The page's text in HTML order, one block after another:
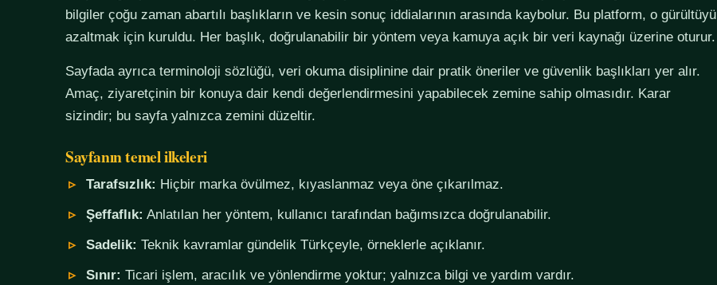
bilgiler çoğu zaman abartılı başlıkların ve kesin sonuç iddialarının arasında kaybolur. Bu platform, o gürültüyü
azaltmak için kuruldu. Her başlık, doğrulanabilir bir yöntem veya kamuya açık bir veri kaynağı üzerine oturur.
Sayfada ayrıca terminoloji sözlüğü, veri okuma disiplinine dair pratik öneriler ve güvenlik başlıkları yer alır.
Amaç, ziyaretçinin bir konuya dair kendi değerlendirmesini yapabilecek zemine sahip olmasıdır. Karar
sizindir; bu sayfa yalnızca zemini düzeltir.
Sayfanın temel ilkeleri
Tarafsızlık: Hiçbir marka övülmez, kıyaslanmaz veya öne çıkarılmaz.
Şeffaflık: Anlatılan her yöntem, kullanıcı tarafından bağımsızca doğrulanabilir.
Sadelik: Teknik kavramlar gündelik Türkçeyle, örneklerle açıklanır.
Sınır: Ticari işlem, aracılık ve yönlendirme yoktur; yalnızca bilgi ve yardım vardır.